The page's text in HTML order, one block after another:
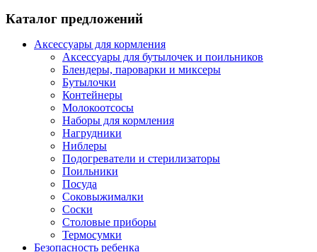
Каталог предложений
Аксессуары для кормления
Аксессуары для бутылочек и поильников
Блендеры, пароварки и миксеры
Бутылочки
Контейнеры
Молокоотсосы
Наборы для кормления
Нагрудники
Ниблеры
Подогреватели и стерилизаторы
Поильники
Посуда
Соковыжималки
Соски
Столовые приборы
Термосумки
Безопасность ребенка